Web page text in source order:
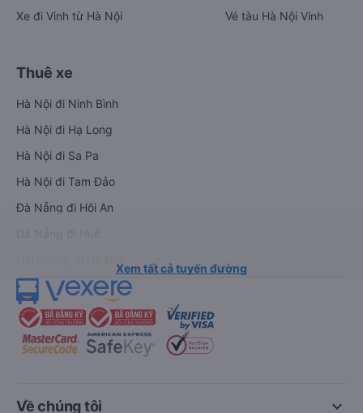
Xe đi Vinh từ Hà Nội
Vé tàu Hà Nội Vinh
Thuê xe
Hà Nội đi Ninh Bình
Hà Nội đi Hạ Long
Hà Nội đi Sa Pa
Hà Nội đi Tam Đảo
Đà Nẵng đi Hội An
Xem tất cả tuyến đường
keyboard_arrow_down
Về chúng tôi